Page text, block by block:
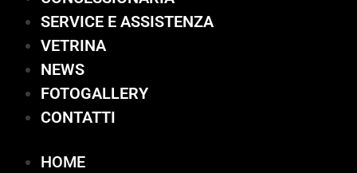
SERVICE E ASSISTENZA
VETRINA
NEWS
FOTOGALLERY
CONTATTI
HOME